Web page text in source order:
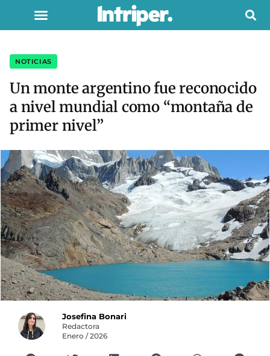
NOTICIAS
Un monte argentino fue reconocido
a nivel mundial como “montaña de
primer nivel”
Josefina Bonari
Redactora
Enero / 2026